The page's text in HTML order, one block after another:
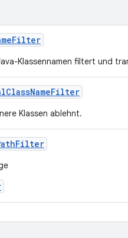
Filter
Klassennamen filtert und
ClassNameFilter
Klassen ablehnt.
Filter